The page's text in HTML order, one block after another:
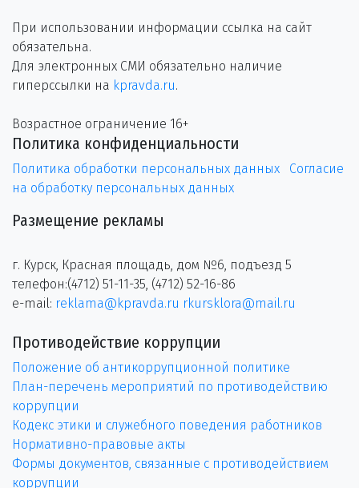
При использовании информации ссылка на сайт
обязательна.
Для электронных СМИ обязательно наличие
гиперссылки на kpravda.ru.
Возрастное ограничение 16+
Политика конфиденциальности
Политика обработки персональных данных
Согласие
на обработку персональных данных
Размещение рекламы
г. Курск, Красная площадь, дом №6, подъезд 5
телефон:(4712) 51-11-35, (4712) 52-16-86
e-mail: reklama@kpravda.ru rkursklora@mail.ru
Противодействие коррупции
Положение об антикоррупционной политике
План-перечень мероприятий по противодействию
коррупции
Кодекс этики и служебного поведения работников
Нормативно-правовые акты
Формы документов, связанные с противодействием
коррупции